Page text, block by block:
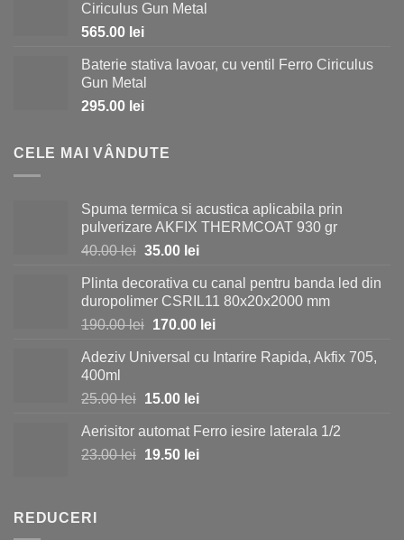
Ciriculus Gun Metal
565.00 lei
Baterie stativa lavoar, cu ventil Ferro Ciriculus
Gun Metal
295.00 lei
CELE MAI VÂNDUTE
Spuma termica si acustica aplicabila prin
pulverizare AKFIX THERMCOAT 930 gr
40.00lei Prețul
a
fost:
40.00 lei.
35.00 leiPrețul
este:
35.00 lei.
Plinta decorativa cu canal pentru banda led din
duropolimer CSRIL11 80x20x2000 mm
190.00lei Prețul
a
190.00 lei.
170.00 leiPrețul
este:
Adeziv Universal cu Intarire Rapida, Akfix 705,
400ml
25.00lei Prețul
a
fost:
15.00 leiPrețul
este:
15.00 lei.
Aerisitor automat Ferro iesire laterala 1/2
23.00lei Prețul
19.50 leiPrețul
REDUCERI